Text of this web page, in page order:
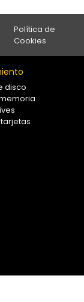
Política de
Cookies
disco